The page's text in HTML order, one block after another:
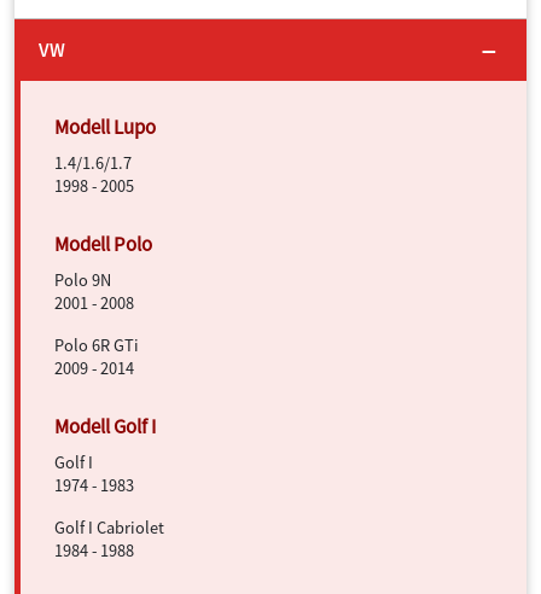
VW
1.4/1.6/1.7
1998 - 2005
Polo 9N
2001 - 2008
Polo 6R GTi
2009 - 2014
Golf I
1974 - 1983
Golf I Cabriolet
1984 - 1988